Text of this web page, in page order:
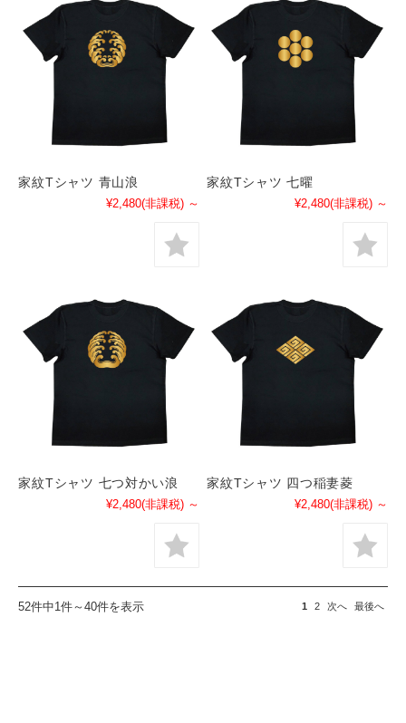
家紋Tシャツ 青山浪
¥2,480(非課税) ～
家紋Tシャツ 七曜
¥2,480(非課税) ～
家紋Tシャツ 七つ対かい浪
¥2,480(非課税) ～
家紋Tシャツ 四つ稲妻菱
¥2,480(非課税) ～
52件中1件～40件を表示 1 2 次へ 最後へ